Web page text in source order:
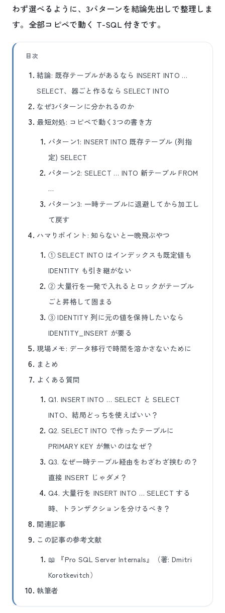
わず選べるように、3パターンを結論先出しで整理しま
す。全部コピペで動く T-SQL 付きです。
目次
結論: 既存テーブルがあるなら INSERT INTO …
SELECT、器ごと作るなら SELECT INTO
なぜ3パターンに分かれるのか
最短対処: コピペで動く3つの書き方
パターン1: INSERT INTO 既存テーブル (列指
定) SELECT
パターン2: SELECT … INTO 新テーブル FROM
…
パターン3: 一時テーブルに退避してから加工し
て戻す
ハマりポイント: 知らないと一晩飛ぶやつ
① SELECT INTO はインデックスも既定値も
IDENTITY も引き継がない
② 大量行を一発で入れるとロックがテーブル
ごと昇格して固まる
③ IDENTITY 列に元の値を保持したいなら
IDENTITY_INSERT が要る
現場メモ: データ移行で時間を溶かさないために
まとめ
よくある質問
Q1. INSERT INTO … SELECT と SELECT
INTO、結局どっちを使えばいい？
Q2. SELECT INTO で作ったテーブルに
PRIMARY KEY が無いのはなぜ？
Q3. なぜ一時テーブル経由をわざわざ挟むの？
直接 INSERT じゃダメ？
Q4. 大量行を INSERT INTO … SELECT する
時、トランザクションを分けるべき？
関連記事
この記事の参考文献
📖 『Pro SQL Server Internals』（著: Dmitri
Korotkevitch）
執筆者